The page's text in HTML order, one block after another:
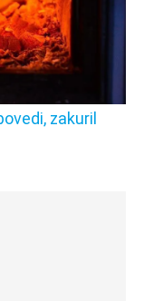
zakuril